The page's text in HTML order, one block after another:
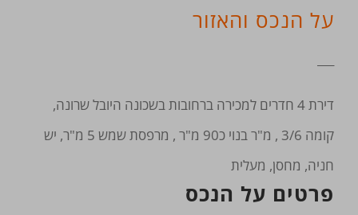
על הנכס והאזור
דירת 4 חדרים למכירה ברחובות בשכונה היובל שרונה,
קומה 3/6 , מ"ר בנוי כ90 מ"ר , מרפסת שמש 5 מ"ר, יש
חניה, מחסן, מעלית
פרטים על הנכס